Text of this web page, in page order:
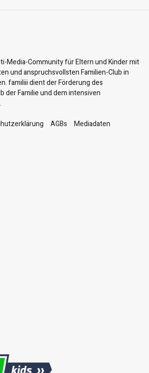
Media-Community für Eltern und Kinder mit
und anspruchsvollsten Familien-Club in
familiii dient der Förderung des
der Familie und dem intensiven
AGBs Mediadaten